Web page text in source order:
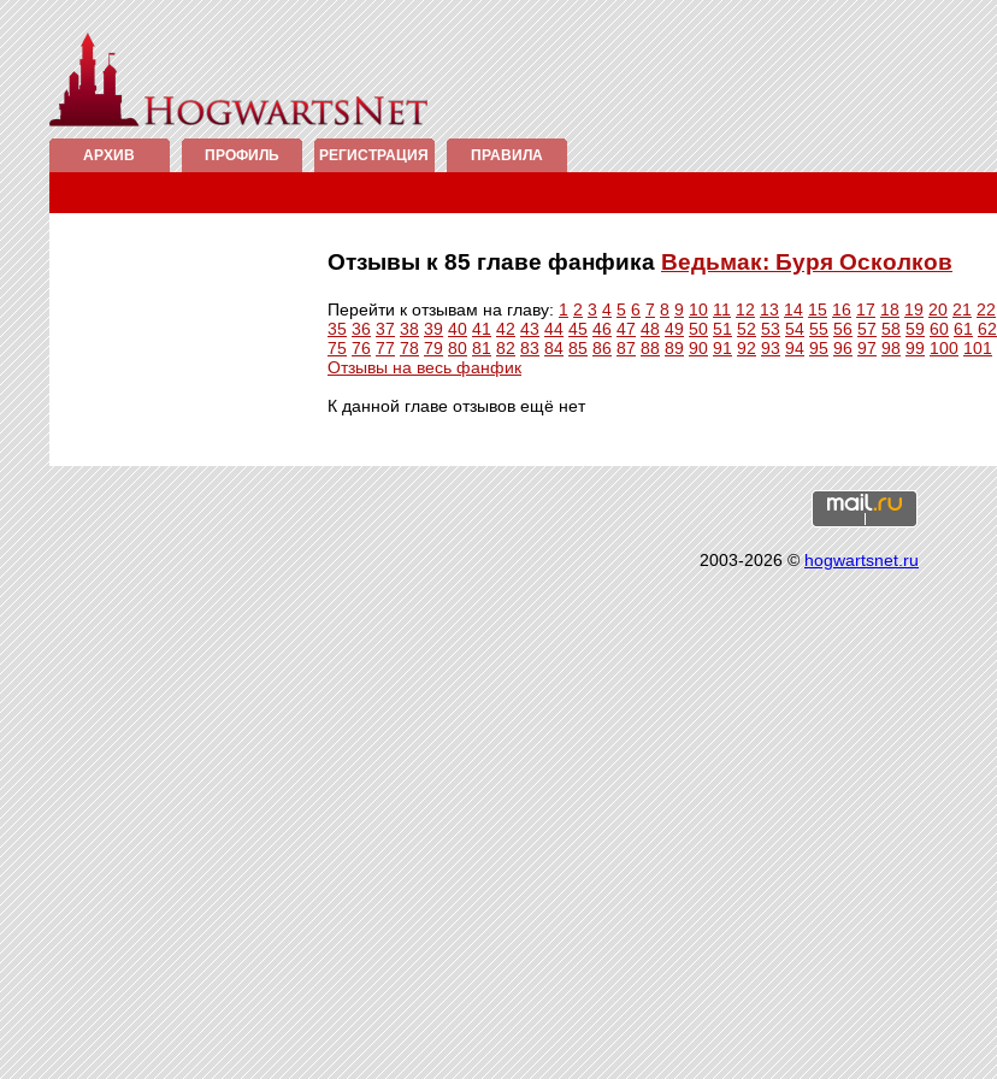
АРХИВ ПРОФИЛЬ РЕГИСТРАЦИЯ ПРАВИЛА
Отзывы к 85 главе фанфика Ведьмак: Буря Осколков
Перейти к отзывам на главу: 1 2 3 4 5 6 7 8 9 10 11 12 13 14 15 16 17 18 19 20 21 22
35 36 37 38 39 40 41 42 43 44 45 46 47 48 49 50 51 52 53 54 55 56 57 58 59 60 61 62
75 76 77 78 79 80 81 82 83 84 85 86 87 88 89 90 91 92 93 94 95 96 97 98 99 100 101
Отзывы на весь фанфик
К данной главе отзывов ещё нет
2003-2026 ©hogwartsnet.ru